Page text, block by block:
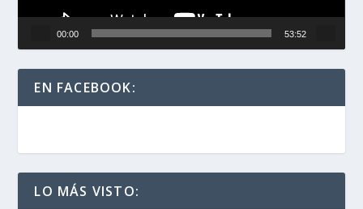
00:00 53:52
EN FACEBOOK:
LO MÁS VISTO: